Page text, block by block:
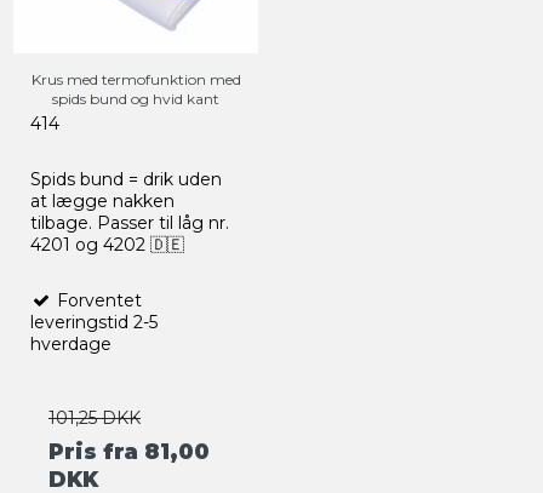
Krus med termofunktion med
spids bund og hvid kant
414
Spids bund = drik uden
at lægge nakken
tilbage. Passer til låg nr.
4201 og 4202 🇩🇪
Forventet
leveringstid 2-5
hverdage
101,25 DKK
Pris fra 81,00
DKK